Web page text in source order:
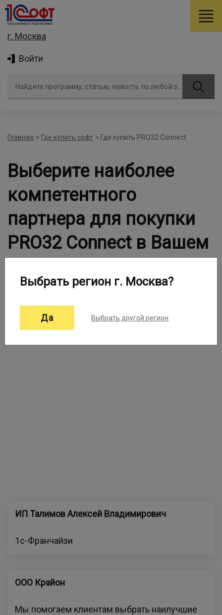
г. Москва
Войти
Главная > Где купить софт > Где купить PRO32 Connect
Выберите наиболее
компетентного
партнера для покупки
PRO32 Connect в Вашем
ИП Талимов Алексей Владимирович
1с-Франчайзи
ООО Крайон
Мы помогаем клиентам выбрать наилучшие
Выбрать регион г. Москва?
Да Выбрать другой регион